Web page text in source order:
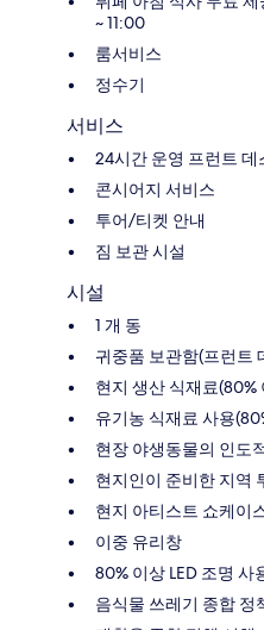
~ 11:00
룸서비스
정수기
서비스
24시간 운영 프런트 데
콘시어지 서비스
투어/티켓 안내
짐 보관 시설
시설
1 개 동
귀중품 보관함(프런트
현지 생산 식재료(80%
유기농 식재료 사용
현장 야생동물의 인도
현지인이 준비한 지역
현지 아티스트 쇼케이
이중 유리창
80% 이상 LED 조명 사
음식물 쓰레기 종합 정